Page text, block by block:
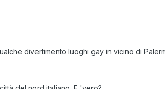
divertimento luoghi gay in vicino di